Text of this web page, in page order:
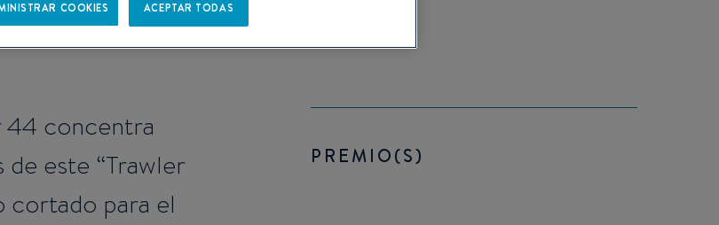
44 concentra
este “Trawler
cortado para el
PREMIO(S)
COOKIES ACEPTAR TODAS